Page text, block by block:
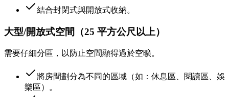
結合封閉式與開放式收納。
大型/開放式空間（25 平方公尺以上）
需要仔細分區，以防止空間顯得過於空曠。
將房間劃分為不同的區域（如：休息區、閱讀區、娛
樂區）。